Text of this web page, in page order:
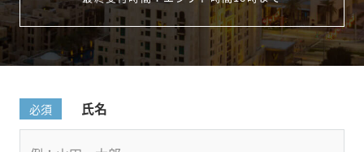
必須 氏名